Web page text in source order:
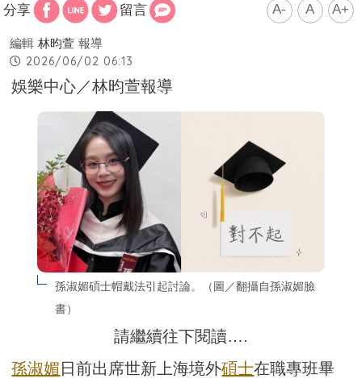
分享 留言 A- A A+
編輯 林昀萱 報導
2026/06/02 06:13
娛樂中心／林昀萱報導
孫淑媚碩士帽戴法引起討論。（圖／翻攝自孫淑媚臉
書）
請繼續往下閱讀….
孫淑媚 日前出席世新上海境外碩士在職專班畢